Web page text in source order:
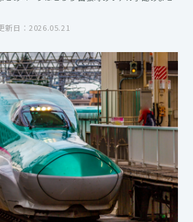
新日：2026.05.21